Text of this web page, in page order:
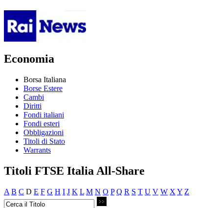
Economia
Borsa Italiana
Borse Estere
Cambi
Diritti
Fondi italiani
Fondi esteri
Obbligazioni
Titoli di Stato
Warrants
Titoli FTSE Italia All-Share
A B C D E F G H I J K L M N O P Q R S T U V W X Y Z